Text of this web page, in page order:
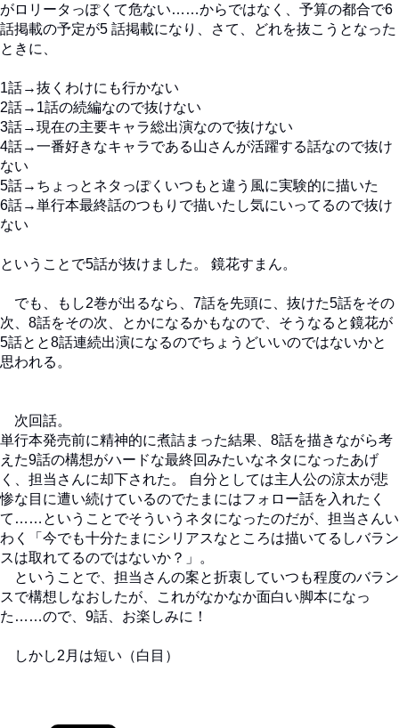
がロリータっぽくて危ない……からではなく、予算の都合で6
話掲載の予定が5 話掲載になり、さて、どれを抜こうとなった
ときに、
1話→抜くわけにも行かない
2話→1話の続編なので抜けない
3話→現在の主要キャラ総出演なので抜けない
4話→一番好きなキャラである山さんが活躍する話なので抜け
ない
5話→ちょっとネタっぽくいつもと違う風に実験的に描いた
6話→単行本最終話のつもりで描いたし気にいってるので抜け
ない
ということで5話が抜けました。 鏡花すまん。
でも、もし2巻が出るなら、7話を先頭に、抜けた5話をその
次、8話をその次、とかになるかもなので、そうなると鏡花が
5話とと8話連続出演になるのでちょうどいいのではないかと
思われる。
次回話。
単行本発売前に精神的に煮詰まった結果、8話を描きながら考
えた9話の構想がハードな最終回みたいなネタになったあげ
く、担当さんに却下された。 自分としては主人公の涼太が悲
惨な目に遭い続けているのでたまにはフォロー話を入れたく
て……ということでそういうネタになったのだが、担当さんい
わく「今でも十分たまにシリアスなところは描いてるしバラン
スは取れてるのではないか？」。
ということで、担当さんの案と折衷していつも程度のバラン
スで構想しなおしたが、これがなかなか面白い脚本になっ
た……ので、9話、お楽しみに！
しかし2月は短い（白目）